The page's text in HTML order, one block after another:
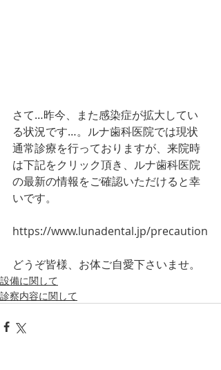
さて…昨今、また感染症が拡大してい
る状況です…。ルナ歯科医院では現状
通常診療を行っておりますが、来院時
は下記をクリック頂き、ルナ歯科医院
の最新の情報をご確認いただけると幸
いです。
https://www.lunadental.jp/precaution
どうぞ皆様、お体ご自愛下さいませ。
設備に関して
診察内容に関して